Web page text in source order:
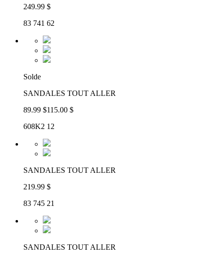
249.99 $
83 741 62
Solde
SANDALES TOUT ALLER
89.99 $115.00 $
608K2 12
SANDALES TOUT ALLER
219.99 $
83 745 21
SANDALES TOUT ALLER